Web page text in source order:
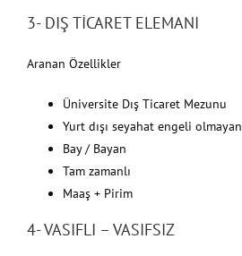
3- DIŞ TİCARET ELEMANI
Aranan Özellikler
Üniversite Dış Ticaret Mezunu
Yurt dışı seyahat engeli olmayan
Bay / Bayan
Tam zamanlı
Maaş + Pirim
4- VASIFLI – VASIFSIZ